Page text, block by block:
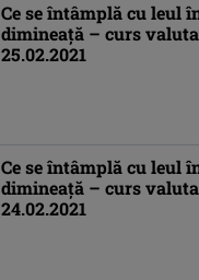
Ce se întâmplă cu leul
dimineaţă – curs
25.02.2021
Ce se întâmplă cu leul
dimineaţă – curs
24.02.2021